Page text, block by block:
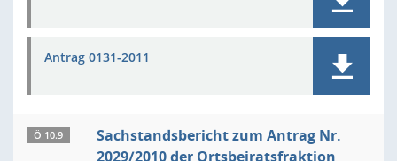
Antrag 0131-2011
Ö 10.9
Sachstandsbericht zum Antrag Nr.
2029/2010 der Ortsbeiratsfraktion